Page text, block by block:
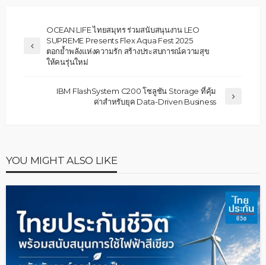
OCEAN LIFE ไทยสมุทร ร่วมสนับสนุนงาน LEO
SUPREME Presents Flex Aqua Fest 2025
ตอกย้ำพลังแห่งความรัก สร้างประสบการณ์ความสุข
ให้คนรุ่นใหม่
IBM FlashSystem C200 โซลูชัน Storage ที่คุ้ม
ค่าสำหรับยุค Data-Driven Business
YOU MIGHT ALSO LIKE